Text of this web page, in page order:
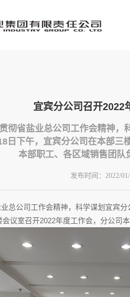
宜宾分公司召开2022
彻省盐业总公司工作会精神，
日下午，宜宾分公司在本部三
本部职工、各区域销售团队
发布时间： 2022/
总公司工作会精神，科学谋划宜宾分
议室召开2022年度工作会，分公司